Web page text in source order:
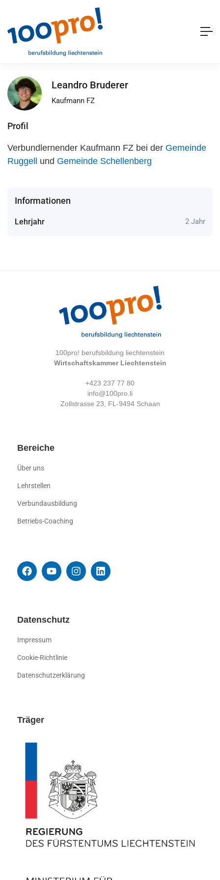
Leandro Bruderer
Kaufmann FZ
Profil
Verbundlernender Kaufmann FZ bei der Gemeinde
Ruggell und Gemeinde Schellenberg
Informationen
Lehrjahr 2 Jahr
100pro! berufsbildung liechtenstein
Wirtschaftskammer Liechtenstein
+423 237 77 80
info@100pro.li
Zollstrasse 23, FL-9494 Schaan
Bereiche
Über uns
Lehrstellen
Verbundausbildung
Betriebs-Coaching
Datenschutz
Impressum
Cookie-Richtlinie
Datenschutzerklärung
Träger